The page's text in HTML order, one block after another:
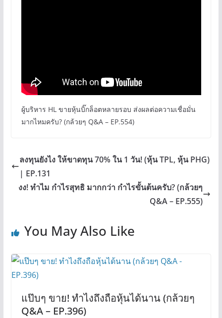
ผู้บริหาร HL ขายหุ้นบิ๊กล็อตหลายรอบ ส่งผลต่อความเชื่อมั่น
มากไหมครับ? (กล้วยๆ Q&A – EP.554)
ลงทุนยังไง ให้ขาดทุน 70% ใน 1 วัน! (หุ้น TPL, หุ้น PHG)
| EP.131
งง! ทำไม กำไรสุทธิ มากกว่า กำไรขั้นต้นครับ? (กล้วยๆ
Q&A – EP.555)
You May Also Like
แป๊บๆ ขาย! ทำไงถึงถือหุ้นได้นาน (กล้วยๆ
Q&A – EP.396)